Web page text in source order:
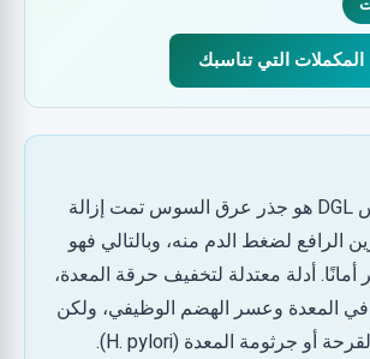
التي تناسبك
عرق السوس DGL هو جذر عرق السوس تمت إزالة
الرافع لضغط الدم منه، وبالتالي فهو
أمانًا. أدلة معتدلة لتخفيف حرقة المعدة،
في المعدة وعسر الهضم الوظيفي، ولكن
ليس لعلاج القرحة أو جرثومة المعدة (H. pylori).